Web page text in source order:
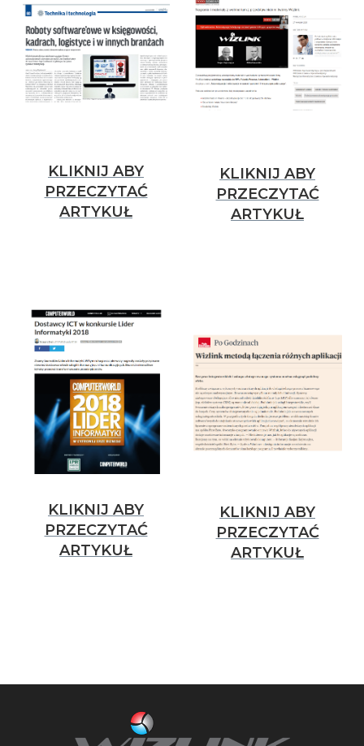
KLIKNIJ ABY
PRZECZYTAĆ
ARTYKUŁ
KLIKNIJ ABY
PRZECZYTAĆ
ARTYKUŁ
KLIKNIJ ABY
PRZECZYTAĆ
ARTYKUŁ
KLIKNIJ ABY
PRZECZYTAĆ
ARTYKUŁ